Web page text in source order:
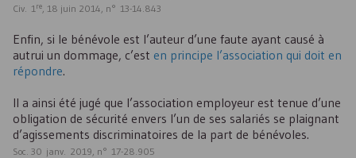
Civ. 1re, 18 juin 2014, n° 13-14.843
Enfin, si le bénévole est l’auteur d’une faute ayant causé à
autrui un dommage, c’est en principe l’association qui doit en
répondre.
Il a ainsi été jugé que l’association employeur est tenue d’une
obligation de sécurité envers l’un de ses salariés se plaignant
d’agissements discriminatoires de la part de bénévoles.
Soc. 30 janv. 2019, n° 17-28.905